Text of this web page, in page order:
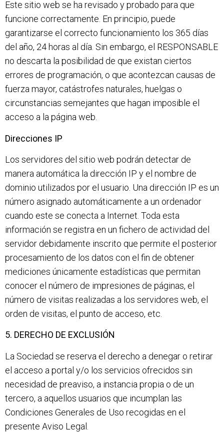
Este sitio web se ha revisado y probado para que
funcione correctamente. En principio, puede
garantizarse el correcto funcionamiento los 365 días
del año, 24 horas al día. Sin embargo, el RESPONSABLE
no descarta la posibilidad de que existan ciertos
errores de programación, o que acontezcan causas de
fuerza mayor, catástrofes naturales, huelgas o
circunstancias semejantes que hagan imposible el
acceso a la página web.
Direcciones IP
Los servidores del sitio web podrán detectar de
manera automática la dirección IP y el nombre de
dominio utilizados por el usuario. Una dirección IP es un
número asignado automáticamente a un ordenador
cuando este se conecta a Internet. Toda esta
información se registra en un fichero de actividad del
servidor debidamente inscrito que permite el posterior
procesamiento de los datos con el fin de obtener
mediciones únicamente estadísticas que permitan
conocer el número de impresiones de páginas, el
número de visitas realizadas a los servidores web, el
orden de visitas, el punto de acceso, etc.
5. DERECHO DE EXCLUSIÓN
La Sociedad se reserva el derecho a denegar o retirar
el acceso a portal y/o los servicios ofrecidos sin
necesidad de preaviso, a instancia propia o de un
tercero, a aquellos usuarios que incumplan las
Condiciones Generales de Uso recogidas en el
presente Aviso Legal.